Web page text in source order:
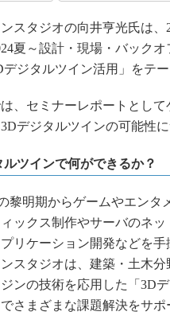
スタジオの向井亨光氏は、
夏～設計・現場・バック
デジタルツイン活用」をテー
、セミナーレポートとして
デジタルツインの可能性に
ルツインで何ができるか？
黎明期からゲームやエンタ
ックス制作やサーバのネッ
リケーション開発などを手
スタジオは、建築・土木分
ンの技術を応用した「3D
さまざまな課題解決をサポ